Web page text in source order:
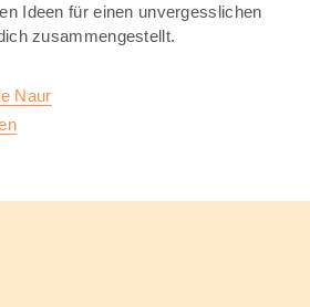
Ideen für einen unvergesslichen
zusammengestellt.
Naur